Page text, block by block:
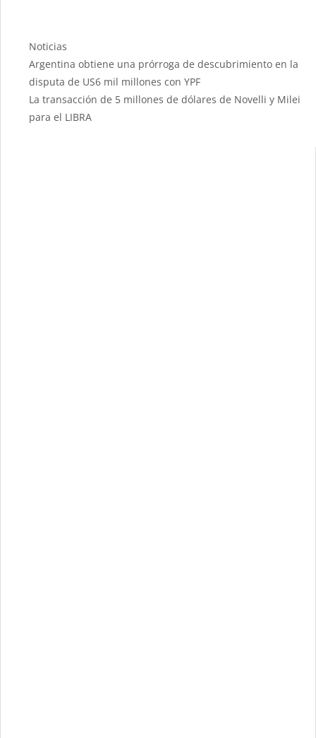
Categories
Noticias
Argentina obtiene una prórroga de descubrimiento en la
disputa de US6 mil millones con YPF
La transacción de 5 millones de dólares de Novelli y Milei
para el LIBRA